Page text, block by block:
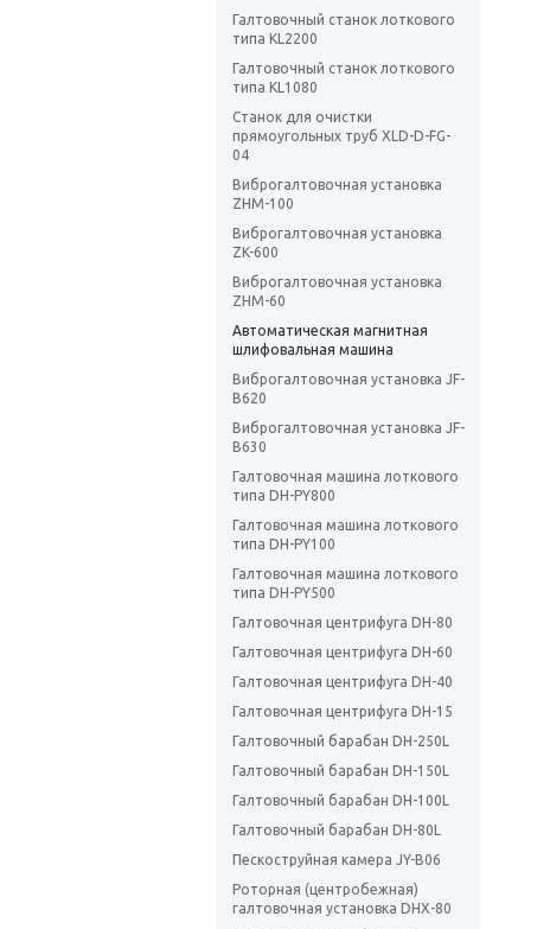
Галтовочный станок лоткового
типа KL2200
Галтовочный станок лоткового
типа KL1080
Станок для очистки
прямоугольных труб XLD-D-FG-
04
Виброгалтовочная установка
ZHM-100
Виброгалтовочная установка
ZK-600
Виброгалтовочная установка
ZHM-60
Автоматическая магнитная
шлифовальная машина
Виброгалтовочная установка JF-
B620
Виброгалтовочная установка JF-
B630
Галтовочная машина лоткового
типа DH-PY800
Галтовочная машина лоткового
типа DH-PY100
Галтовочная машина лоткового
типа DH-PY500
Галтовочная центрифуга DH-80
Галтовочная центрифуга DH-60
Галтовочная центрифуга DH-40
Галтовочная центрифуга DH-15
Галтовочный барабан DH-250L
Галтовочный барабан DH-150L
Галтовочный барабан DH-100L
Галтовочный барабан DH-80L
Пескоструйная камера JY-B06
Роторная (центробежная)
галтовочная установка DHX-80